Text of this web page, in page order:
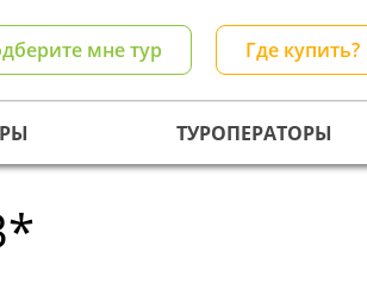
мне тур Где купить?
ТУРОПЕРАТОРЫ